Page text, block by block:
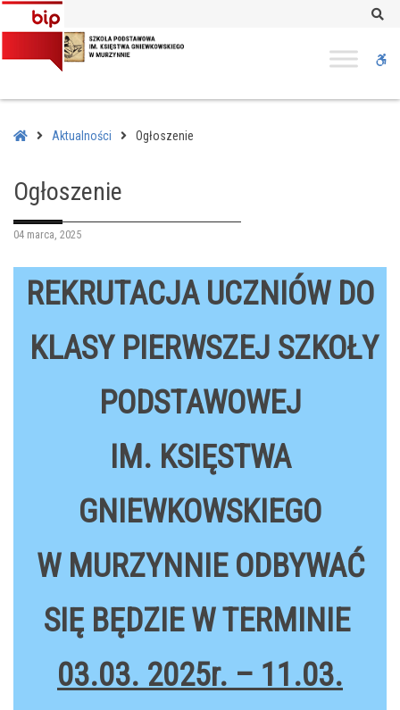
–
Ogłoszenie
HomeAktualności Ogłoszenie
Ogłoszenie
04 marca, 2025
REKRUTACJA UCZNIÓW DO
KLASY PIERWSZEJ SZKOŁY
PODSTAWOWEJ
IM. KSIĘSTWA
GNIEWKOWSKIEGO
W MURZYNNIE ODBYWAĆ
SIĘ BĘDZIE W TERMINIE
03.03. 2025r. – 11.03.